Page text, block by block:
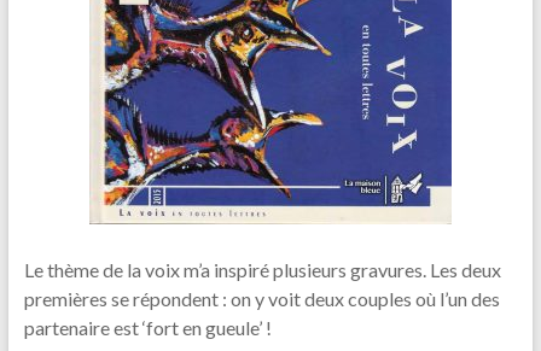
Le thème de la voix m’a inspiré plusieurs gravures. Les deux
premières se répondent : on y voit deux couples où l’un des
partenaire est ‘fort en gueule’ !